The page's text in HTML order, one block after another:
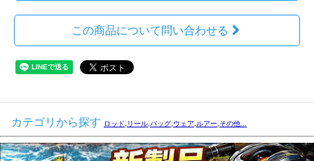
この商品について問い合わせる
カテゴリから探す ロッド,リール,バッグ,ウェア,ルアー,その他...